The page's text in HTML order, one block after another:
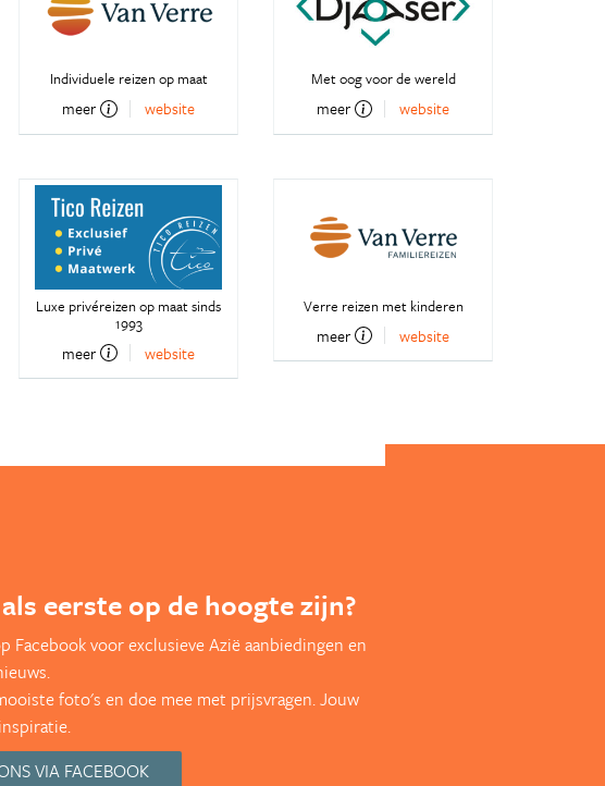
Individuele reizen op maat
meer website
Met oog voor de wereld
meer website
Luxe privéreizen op maat sinds
1993
meer website
Verre reizen met kinderen
meer website
eerste op de hoogte zijn?
Facebook voor exclusieve Azië aanbiedingen en
foto's en doe mee met prijsvragen. Jouw
VIA FACEBOOK